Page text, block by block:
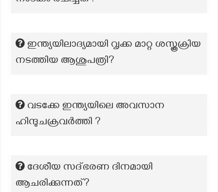
ഇന്ത്യയിലാദ്യമായി വൃക്ക മാറ്റ ശസ്ത്രക്രിയ
നടത്തിയ ആശുപത്രി?
വടക്കേ ഇന്ത്യയിലെ അവസാന
ഹിന്ദുചക്രവർത്തി ?
ദേശീയ സദ്ഭരണ ദിനമായി
ആചരിക്കുന്നത്?